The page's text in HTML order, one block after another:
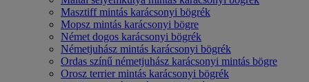
Masztiff mintás karácsonyi bögrék
Mopsz mintás karácsonyi bögre
Német dogos karácsonyi bögrék
Németjuhász mintás karácsonyi bögrék
Ordas színű németjuhász karácsonyi mintás bögre
Orosz terrier mintás karácsonyi bögrék